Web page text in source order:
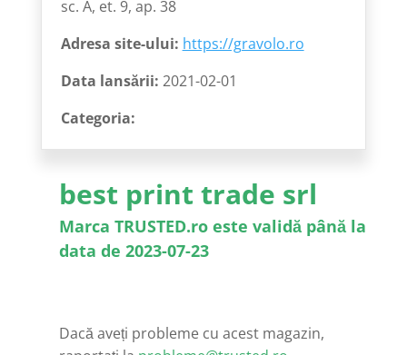
sc. A, et. 9, ap. 38
Adresa site-ului: https://gravolo.ro
Data lansării: 2021-02-01
Categoria:
best print trade srl
Marca TRUSTED.ro este validă până la
data de 2023-07-23
Dacă aveți probleme cu acest magazin,